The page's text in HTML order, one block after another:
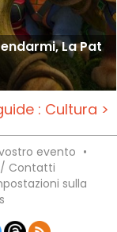
La Pat
: Cultura >
evento •
/ Contatti
sulla